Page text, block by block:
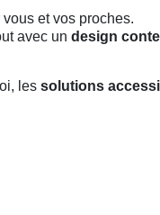
vous et vos proches.
avec un design
les solutions